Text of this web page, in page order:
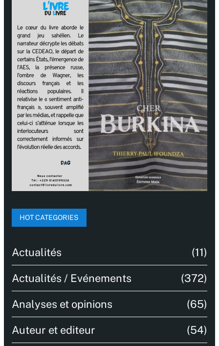
HOT CATEGORIES
Actualités (11)
Actualités / Evénements (372)
Analyses et opinions (65)
Auteur et editeur (54)